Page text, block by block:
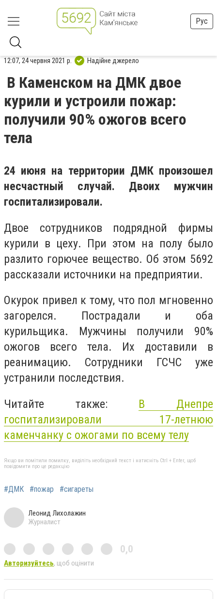
Рус
12:07, 24 червня 2021 р. Надійне джерело
В Каменском на ДМК двое
курили и устроили пожар:
получили 90% ожогов всего
тела
24 июня на территории ДМК произошел
несчастный случай. Двоих мужчин
госпитализировали.
Двое сотрудников подрядной фирмы
курили в цеху. При этом на полу было
разлито горючее вещество. Об этом 5692
рассказали источники на предприятии.
Окурок привел к тому, что пол мгновенно
загорелся. Пострадали и оба
курильщика. Мужчины получили 90%
ожогов всего тела. Их доставили в
реанимацию. Сотрудники ГСЧС уже
устранили последствия.
Читайте также: В Днепре
госпитализировали 17-летнюю
каменчанку с ожогами по всему телу
Якщо ви помітили помилку, виділіть необхідний текст і натисніть Ctrl + Enter, щоб
повідомити про це редакцію
#ДМК #пожар #сигареты
Леонид Лихолажин
Журналист
0,0
Авторизуйтесь, щоб оцінити